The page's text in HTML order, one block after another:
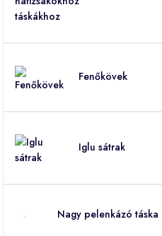
Fenőkövek
Iglu sátrak
Nagy pelenkázó táska